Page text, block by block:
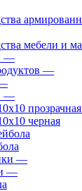
мебели и
—
—
—
прозрачная
черная
—
—